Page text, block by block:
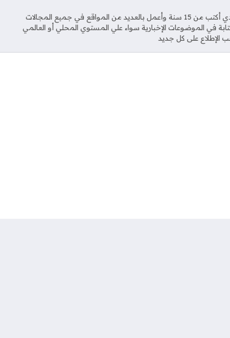
صحفي متخصص في الشأن السعودي أكتب من 15 سنة وأعمل بالعديد من المواقع في جميع المجالات
في الموضوعات الإخبارية سواء علي المستوي المحلي أو العالمي
الإطلاع على كل جديد